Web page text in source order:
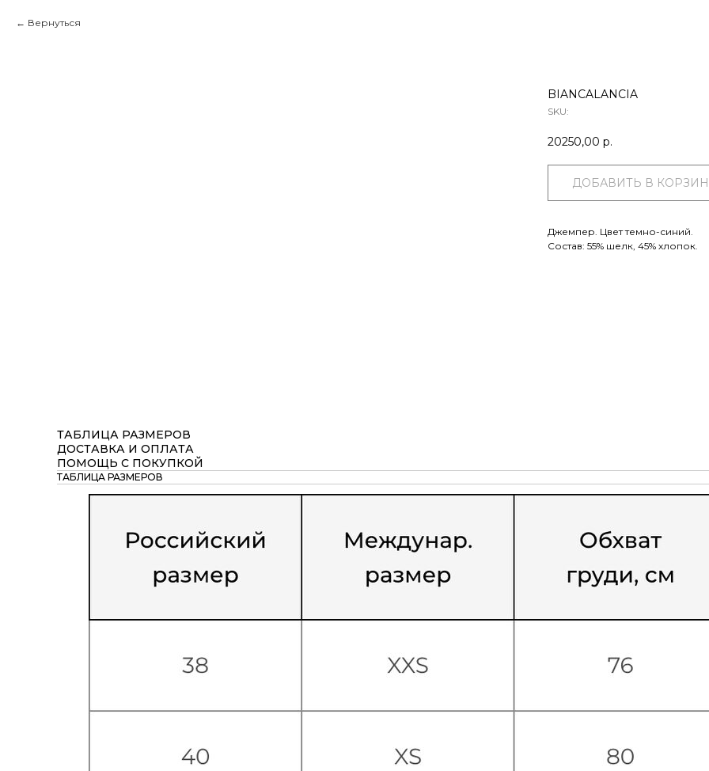
Вернуться
BIANCALANCIA
SKU:
20250,00 р.
ДОБАВИТЬ В
Джемпер. Цвет темно-синий.
Состав: 55% шелк, 45% хлопок.
ТАБЛИЦА РАЗМЕРОВ
ДОСТАВКА И ОПЛАТА
ПОМОЩЬ С ПОКУПКОЙ
ТАБЛИЦА РАЗМЕРОВ